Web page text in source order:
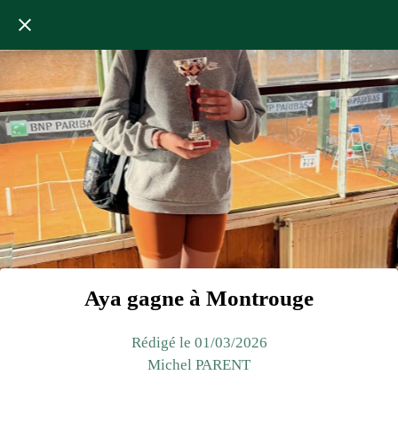
Aya gagne à Montrouge
Rédigé le 01/03/2026
Michel PARENT